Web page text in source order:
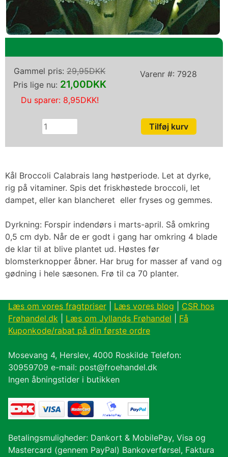
Kål Broccoli Calabrais lang høstperiode. Let at dyrke,
rig på vitaminer. Spis det friskhøstede broccoli, let
dampet, eller kan blancheret eller fryses og gemmes.
Dyrkning: Forspir indendørs i marts-april. Så omkring
0,5 cm dyb. Når de er godt i gang har omkring 4 blade
de klar til at blive plantet ud. Høstes før
blomsterknopper åbner. Har brug for masser af vand og
gødning i hele sæsonen. Frø til ca 70 planter.
Varenr #: 7928
Gammel pris: 29,95DKK
Pris lige nu: 21,00DKK
Du sparer: 8,95DKK!
Læs om vores fragtpriser Læs vores blog
CSR hos
Frøhandel.dk
Læs om Jyllands Frøhandel
Få
Kuponkode/rabat på din første ordre
Mosevang 4, Herslev, 4000 Roskilde Telefon:
30959709 e-mail: post@froehandel.dk
Ingen åbningstider i butikken
Betalingsmuligheder: Dankort & MobilePay, Visa og
Mastercard (gennem PayPal) Bankoverførsel, Faktura